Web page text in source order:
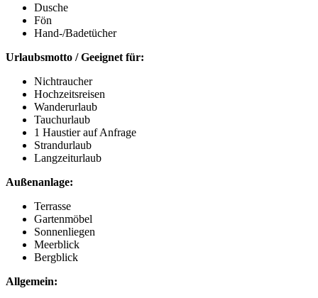
Dusche
Fön
Hand-/Badetücher
Urlaubsmotto / Geeignet für:
Nichtraucher
Hochzeitsreisen
Wanderurlaub
Tauchurlaub
1 Haustier auf Anfrage
Strandurlaub
Langzeiturlaub
Außenanlage:
Terrasse
Gartenmöbel
Sonnenliegen
Meerblick
Bergblick
Allgemein: